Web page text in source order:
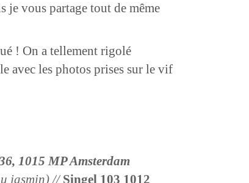
je vous partage tout de même
! On a tellement rigolé
avec les photos prises sur le vif
1015 MP Amsterdam
jasmin) //Singel 103 1012